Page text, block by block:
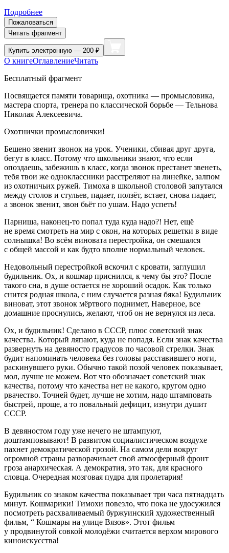
Подробнее
Пожаловаться
Читать фрагмент
Купить электронную — 200 ₽
О книгеОглавлениеЧитать
Бесплатный фрагмент
Посвящается памяти товарища, охотника — промысловика,
мастера спорта, тренера по классической борьбе — Тельнова
Николая Алексеевича.
Охотнички промысловички!
Бешено звенит звонок на урок. Ученики, сбивая друг друга,
бегут в класс. Потому что школьники знают, что если
опоздаешь, забежишь в класс, когда звонок престанет звенеть,
тебя твои же одноклассники расстреляют на линейке, залпом
из охотничьих ружей. Тимоха в школьной столовой запутался
между столов и стульев, падает, ползёт, встает, снова падает,
а звонок звенит, звон бьёт по ушам. Надо успеть!
Парниша, наконец-то попал туда куда надо?! Нет, ещё
не время смотреть на мир с окон, на которых решетки в виде
солнышка! Во всём виновата перестройка, он смешался
с общей массой и как будто вполне нормальный человек.
Недовольный перестройкой вскочил с кровати, заглушил
будильник. Ох, и кошмар приснился, к чему бы это? После
такого сна, в душе остается не хороший осадок. Как только
снится родная школа, с ним случается разная бяка! Будильник
виноват, этот звонок мёртвого поднимет, Наверное, все
домашние проснулись, желают, чтоб он не вернулся из леса.
Ох, и будильник! Сделано в СССР, плюс советский знак
качества. Который ляпают, куда не попадя. Если знак качества
развернуть на девяносто градусов по часовой стрелки. Знак
будит напоминать человека без головы расставившего ноги,
раскинувшего руки. Обычно такой позой человек показывает,
мол, лучше не можем. Вот что обозначает советский знак
качества, потому что качества нет не какого, кругом одно
рвачество. Точней будет, лучше не хотим, надо штамповать
быстрей, проще, а то повальный дефицит, изнутри душит
СССР.
В девяностом году уже нечего не штампуют,
доштамповывают! В развитом социалистическом воздухе
пахнет демократической грозой. На самом дели вокруг
огромной страны разворачивает свой атмосферный фронт
гроза анархическая. А демократия, это так, для красного
словца. Очередная мозговая пудра для пролетария!
Будильник со знаком качества показывает три часа пятнадцать
минут. Кошмарики! Тимохи повезло, что пока не удосужился
посмотреть расхваливаемый буржуинский художественный
фильм, “ Кошмары на улице Вязов». Этот фильм
у продвинутой совкой молодёжи считается верхом мирового
киноискусства!